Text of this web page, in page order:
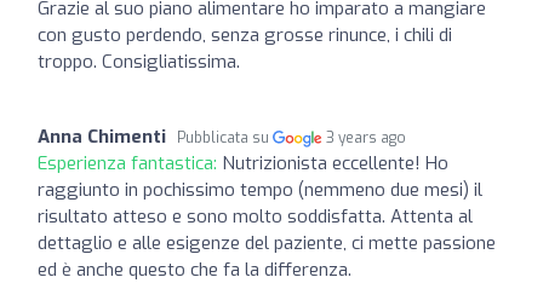
Grazie al suo piano alimentare ho imparato a mangiare
con gusto perdendo, senza grosse rinunce, i chili di
troppo. Consigliatissima.
Anna Chimenti Pubblicata su 3 years ago
Esperienza fantastica: Nutrizionista eccellente! Ho
raggiunto in pochissimo tempo (nemmeno due mesi) il
risultato atteso e sono molto soddisfatta. Attenta al
dettaglio e alle esigenze del paziente, ci mette passione
ed è anche questo che fa la differenza.